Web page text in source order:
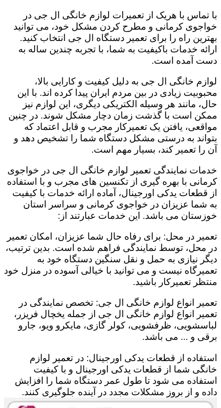
با تماس با هریک از تعمیرات لوازم خانگی ال جی در
خواجوی کرمانی و مطرح کردن مشکل خود، می توانید
بهترین راه را برای تعمیر دستگاه ال جی انتخاب کنید.
ارائه خدمات باکیفیت به شما، با تجربه چندین ساله به
دست آمده است.
لوازم خانگی ال جی به دلیل کیفیت و کارایی بالا،
محبوبیت زیادی در بین مردم ایران پیدا کرده اند. با این
حال، مانند هر وسیله الکتریکی دیگری، این لوازم نیز
ممکن است با گذشت زمان دچار مشکل شوند. در چنین
مواقعی، یافتن یک تعمیرکار مجرب و قابل اعتماد که
بتواند به درستی مشکل دستگاه شما را تشخیص دهد و
آن را تعمیر کند، بسیار مهم است.
خدمات نمایندگی تعمیر لوازم خانگی ال جی در خواجوی
کرمانی با بهره گیری از تکنسین های مجرب و با استفاده
از قطعات یدکی اورجینال، آماده ارائه خدمات با کیفیت
به شما عزیزان در خواجوی کرمانی و سراسر استان
خوزستان می باشد. این خدمات عبارتند از:
تعمیر در محل: برای رفاه حال شما عزیزان، امکان تعمیر
در محل، توسط نمایندگی فراهم شده است. بدین ترتیب،
دیگر نیازی به حمل و نقل سنگین دستگاه خود به
تعمیرگاه نیست و می توانید با خیالی آسوده در منزل خود
منتظر تعمیرکار باشید.
تعمیر انواع لوازم خانگی ال جی: تخصص نمایندگی در
تعمیر انواع لوازم خانگی ال جی از جمله یخچال فریزر،
لباسشویی، ظرفشویی، کولر گازی، مایکرو ویو، جارو
برقی و ... می باشد.
استفاده از قطعات یدکی اورجینال: در تعمیر لوازم
خانگی شما از قطعات یدکی اورجینال و با کیفیت
استفاده می شود تا طول عمر دستگاه شما را افزایش
داده و از بروز مشکلات مجدد در آینده جلوگیری کنند.